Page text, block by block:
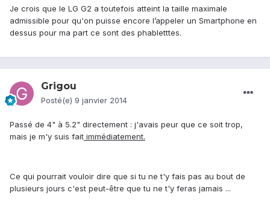
Je crois que le LG G2 a toutefois atteint la taille maximale
admissible pour qu'on puisse encore l’appeler un Smartphone en
dessus pour ma part ce sont des phabletttes.
Grigou
Posté(e) 9 janvier 2014
Passé de 4" à 5.2" directement : j'avais peur que ce soit trop,
mais je m'y suis fait immédiatement.
Ce qui pourrait vouloir dire que si tu ne t'y fais pas au bout de
plusieurs jours c'est peut-être que tu ne t'y feras jamais ...